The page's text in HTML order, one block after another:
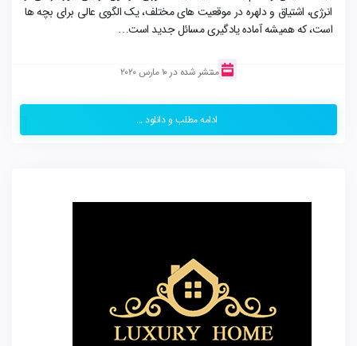
انرژی، اشتیاق و دلهره در موقعیت های مختلف، یک الگوی عالی برای بچه ها
است، که همیشه آماده یادگیری مسائل جدید است…
منتشر شده در 10 مارس 2020
ادامه مطلب و دانلود ...